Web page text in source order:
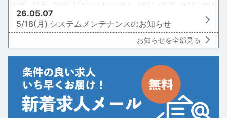
26.05.07
5/18(月) システムメンテナンスのお知らせ
お知らせを全部見る